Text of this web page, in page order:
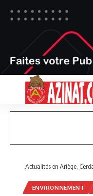
Actualités en Ariège,
ENVIRONNEMENT